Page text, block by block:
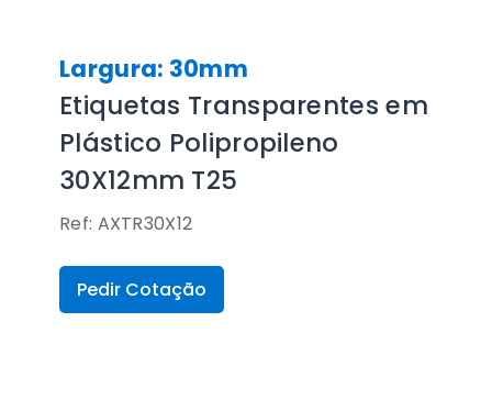
Largura: 30mm
Etiquetas Transparentes em
Plástico Polipropileno
30X12mm T25
Ref: AXTR30X12
Pedir Cotação